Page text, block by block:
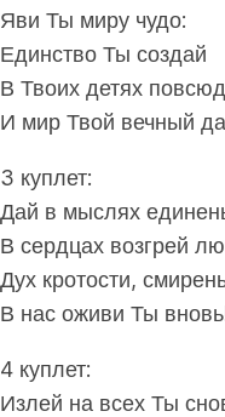
Яви Ты миру чудо:
Единство Ты создай
В Твоих детях
И мир Твой вечный
3 куплет:
Дай в мыслях
В сердцах возгрей
Дух кротости,
В нас оживи Ты
4 куплет:
Излей на всех Ты